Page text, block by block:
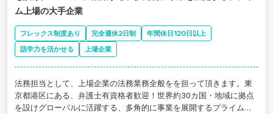
ム上場の大手企業
フレックス制度あり 完全週休2日制
年間休日120日以上
語学力を活かせる
上場企業
法務担当として、上場企業の法務業務全般をを担って頂きます。東
京都港区にある、弁護士有資格者歓迎！世界約30カ国・地域に拠点
を設けグローバルに活躍する、多角的に事業を展開するプライム上